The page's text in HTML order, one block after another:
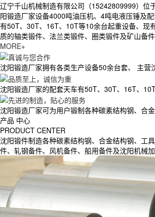
辽宁千山机械制造有限公司（15242809999）位
阳锻造厂家设备4000吨油压机、4吨电液压锤及
有50T、30T、16T、10T等10余台起重设备、现
质的轴类锻件、法兰类锻件、圈类锻件及矿山备
MORE+
沈阳锻造厂家拥有各类生产设备50余台套、 主
沈阳锻造厂家的配套天车有50T、30T、16T、
沈阳锻造厂家可为用户锻制各种碳素结构钢、合
产品 中心
PRODUCT CENTER
沈阳锻件制造各种碳素结构钢、合金结构钢、工
件、轧钢备件、风机备件、船用备件及沈阳机械